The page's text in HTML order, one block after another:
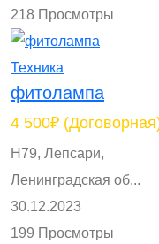
218 Просмотры
Техника
фитолампа
4 500₽
Н79, Лепсари,
Ленинградская об...
30.12.2023
199 Просмотры